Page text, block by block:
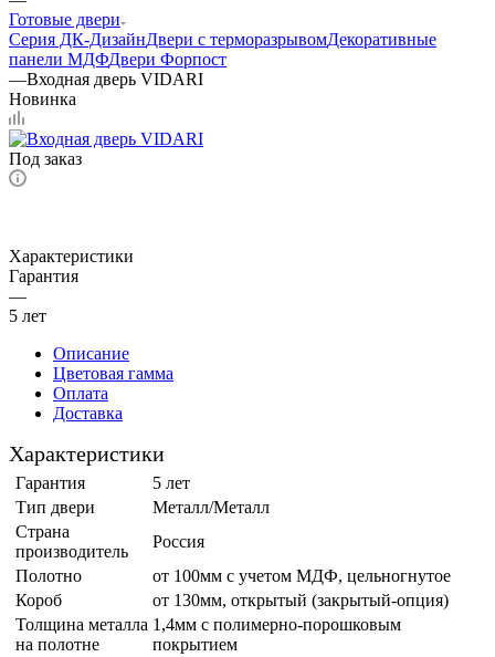
Готовые двери
Серия ДК-ДизайнДвери с терморазрывомДекоративные
панели МДФДвери Форпост
—Входная дверь VIDARI
Новинка
Под заказ
Характеристики
Гарантия
—
5 лет
Описание
Цветовая гамма
Оплата
Доставка
Характеристики
Гарантия
5 лет
Тип двери
Металл/Металл
Страна
производитель
Россия
Полотно
от 100мм с учетом МДФ, цельногнутое
Короб
от 130мм, открытый (закрытый-опция)
Толщина металла
на полотне
1,4мм с полимерно-порошковым
покрытием